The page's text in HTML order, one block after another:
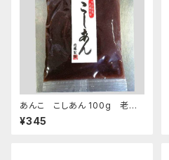
あんこ こしあん 100g 老舗
あんこ屋のこだわり餡【クリック
ポスト便】
¥345